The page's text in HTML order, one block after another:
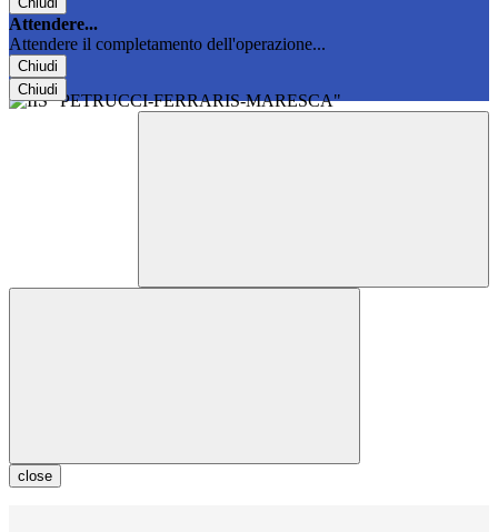
Attendere...
Attendere il completamento dell'operazione...
Chiudi
Chiudi
close